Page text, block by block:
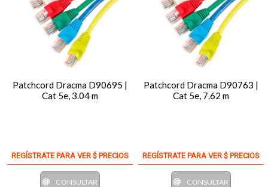
Patchcord Dracma D90695 |
Cat 5e, 3.04 m
REGÍSTRATE PARA VER $ PRECIOS
CONSULTAR
Patchcord Dracma D90763 |
Cat 5e, 7.62 m
REGÍSTRATE PARA VER $ PRECIOS
CONSULTAR